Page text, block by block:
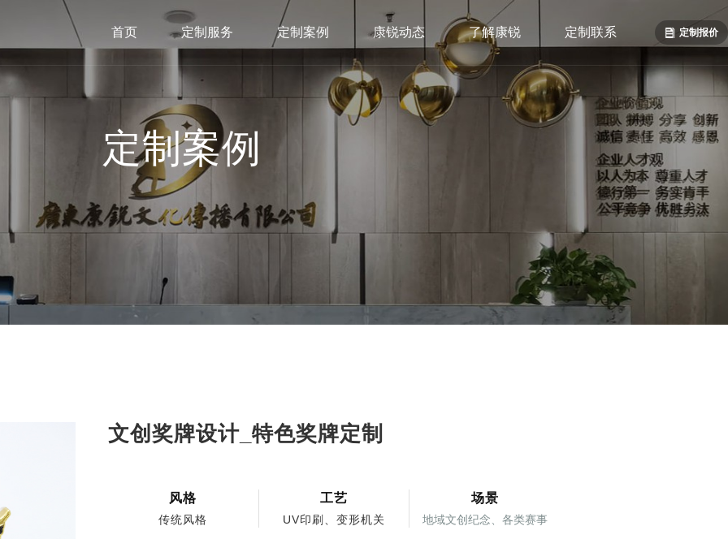
首页 定制服务 定制案例 康锐动态 了解康锐 定制联系 定制报价
定制案例
文创奖牌设计_特色奖牌定制
风格
传统风格
工艺
UV印刷、变形机关
场景
地域文创纪念、各类赛事